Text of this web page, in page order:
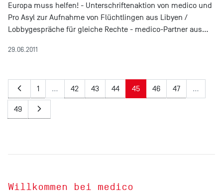
Europa muss helfen! - Unterschriftenaktion von medico und
Pro Asyl zur Aufnahme von Flüchtlingen aus Libyen /
Lobbygespräche für gleiche Rechte - medico-Partner aus…
29.06.2011
1 … 42 43 44 45 46 47 …
49
Willkommen bei medico